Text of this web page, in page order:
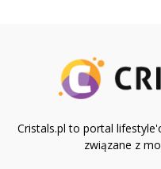
Cristals.pl to portal
związane z